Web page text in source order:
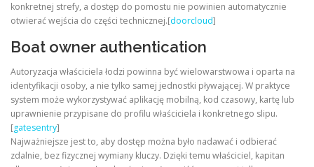
konkretnej strefy, a dostęp do pomostu nie powinien automatycznie
otwierać wejścia do części technicznej.[doorcloud]
Boat owner authentication
Autoryzacja właściciela łodzi powinna być wielowarstwowa i oparta na
identyfikacji osoby, a nie tylko samej jednostki pływającej. W praktyce
system może wykorzystywać aplikację mobilną, kod czasowy, kartę lub
uprawnienie przypisane do profilu właściciela i konkretnego slipu.
[gatesentry]
Najważniejsze jest to, aby dostęp można było nadawać i odbierać
zdalnie, bez fizycznej wymiany kluczy. Dzięki temu właściciel, kapitan